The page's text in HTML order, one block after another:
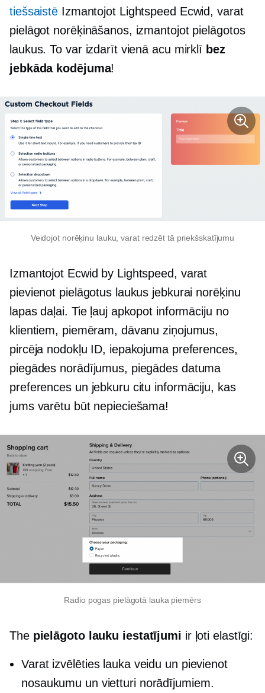
tiešsaistē Izmantojot Lightspeed Ecwid, varat
pielāgot norēķināšanos, izmantojot pielāgotos
laukus. To var izdarīt vienā acu mirklī bez
jebkāda kodējuma!
Veidojot norēķinu lauku, varat redzēt tā priekšskatījumu
Izmantojot Ecwid by Lightspeed, varat
pievienot pielāgotus laukus jebkurai norēķinu
lapas daļai. Tie ļauj apkopot informāciju no
klientiem, piemēram, dāvanu ziņojumus,
pircēja nodokļu ID, iepakojuma preferences,
piegādes norādījumus, piegādes datuma
preferences un jebkuru citu informāciju, kas
jums varētu būt nepieciešama!
Radio pogas pielāgotā lauka piemērs
The pielāgoto lauku iestatījumi ir ļoti elastīgi:
Varat izvēlēties lauka veidu un pievienot
nosaukumu un vietturi norādījumiem.